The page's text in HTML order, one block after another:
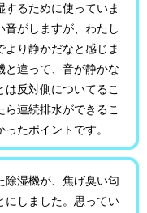
するために使っていま
音がしますが、わたし
より静かだなと感じま
と違って、音が静かな
反対側についてるこ
連続排水ができるこ
たポイントです。
除湿機が、焦げ臭い匂
にしました。思ってい